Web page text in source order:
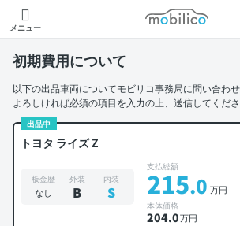
メニュー
モビリコ
初期費用について
以下の出品車両についてモビリコ事務局に問い合わせ
よろしければ必須の項目を入力の上、送信してくださ
出品中
トヨタ ライズ Z
板金歴
なし
外装
B
内装
S
支払総額
215.0 万円
本体価格
204.0万円